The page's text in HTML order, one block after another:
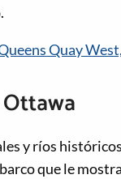
Quay
y ríos
que le